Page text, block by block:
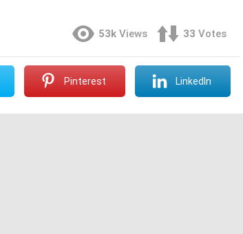
53k Views 33 Votes
Pinterest LinkedIn